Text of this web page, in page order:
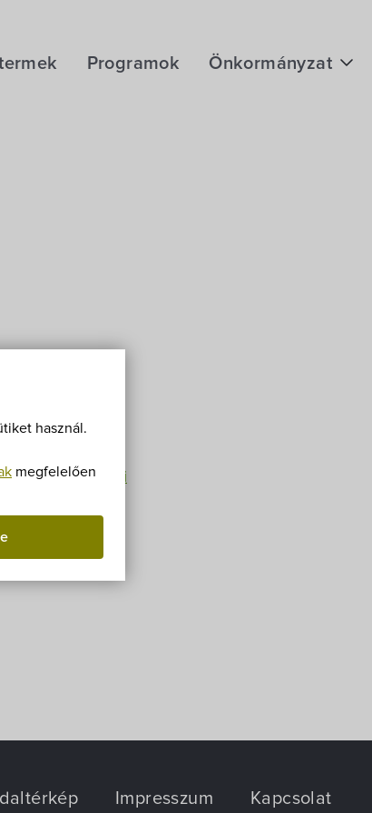
használ.
megfelelően
Programok Önkormányzat
Apályázati
Impresszum Kapcsolat